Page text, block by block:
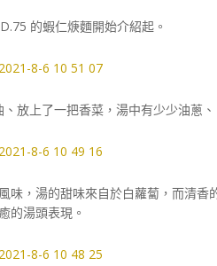
的蝦仁焿麵開始介紹起。
放上了一把香菜，湯中有少少油蔥
，湯的甜味來自於白蘿蔔，而清香
的湯頭表現。